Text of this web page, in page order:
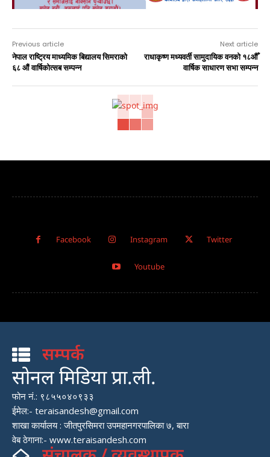
Previous article
नेपाल राष्ट्रिय माध्यमिक बिद्यालय सिमराको
६८ औं वार्षिकोत्सब सम्पन्न
Next article
राधाकृष्ण मध्यवर्ती सामुदायिक वनको १८औँ
वार्षिक साधारण सभा सम्पन्न
Facebook Instagram Twitter
Youtube
सम्पर्क
सोनल मिडिया प्रा.ली.
फोन नं.: ९८५५०४०९३३
ईमेल:- teraisandesh@gmail.com
शाखा कार्यालय : जीतपुरसिमरा उपमहानगरपालिका ७, बारा
वेब ठेगाना:- www.teraisandesh.com